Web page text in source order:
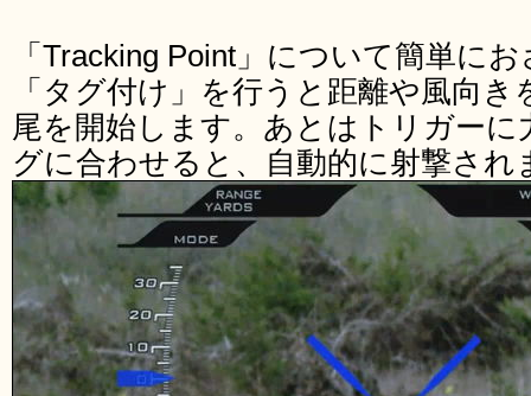
「Tracking Point」について簡単に
「タグ付け」を行うと距離や風向
尾を開始します。あとはトリガー
グに合わせると、自動的に射撃され